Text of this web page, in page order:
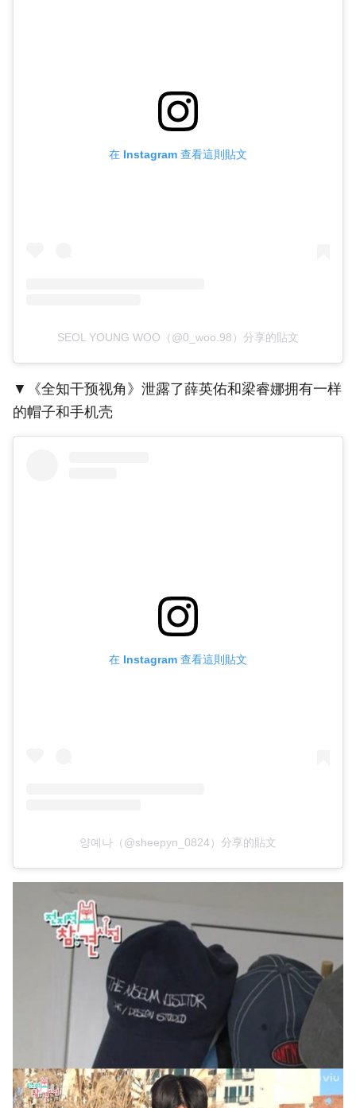
在 Instagram 查看這則貼文
SEOL YOUNG WOO（@0_woo.98）分享的貼文
▼《全知干预视角》泄露了薛英佑和梁睿娜拥有一样
的帽子和手机壳
在 Instagram 查看這則貼文
양예나（@sheepyn_0824）分享的貼文